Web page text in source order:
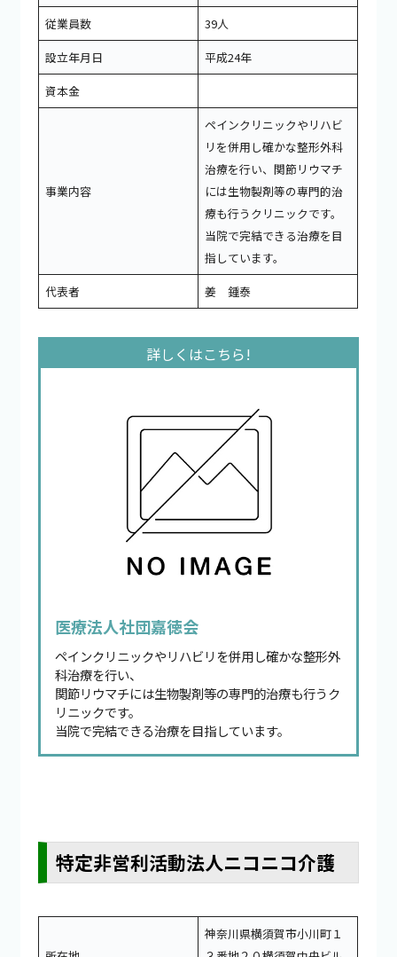
従業員数
39人
設立年月日
平成24年
資本金
事業内容
ペインクリニックやリハビ
リを併用し確かな整形外科
治療を行い、関節リウマチ
には生物製剤等の専門的治
療も行うクリニックです。
当院で完結できる治療を目
指しています。
代表者
姜 鍾泰
医療法人社団嘉徳会
ペインクリニックやリハビリを併用し確かな整形外
科治療を行い、
関節リウマチには生物製剤等の専門的治療も行うク
リニックです。
当院で完結できる治療を目指しています。
特定非営利活動法人ニコニコ介護
神奈川県横須賀市小川町１